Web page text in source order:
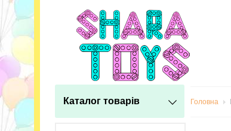
Каталог товарів Головна